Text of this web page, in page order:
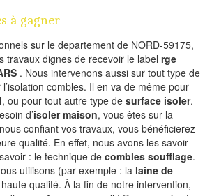
à gagner
sur le departement de NORD-59175,
travaux dignes de recevoir le label rge
. Nous intervenons aussi sur tout type de
combles. Il en va de même pour
, ou pour tout autre type de surface isoler.
d’isoler maison, vous êtes sur la
confiant vos travaux, vous bénéficierez
qualité. En effet, nous avons les savoir-
: le technique de combles soufflage.
utilisons (par exemple : la laine de
qualité. À la fin de notre intervention,